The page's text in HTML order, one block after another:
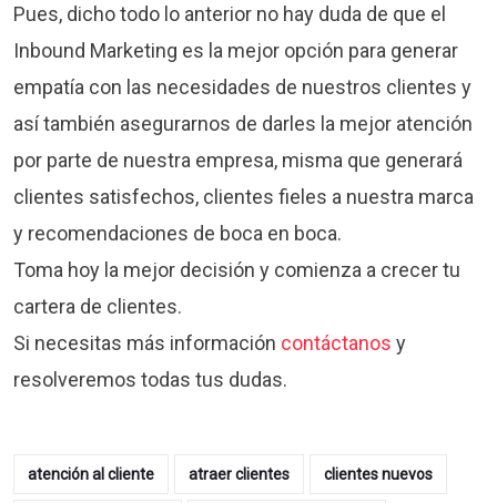
Pues, dicho todo lo anterior no hay duda de que el
Inbound Marketing es la mejor opción para generar
empatía con las necesidades de nuestros clientes y
así también asegurarnos de darles la mejor atención
por parte de nuestra empresa, misma que generará
clientes satisfechos, clientes fieles a nuestra marca
y recomendaciones de boca en boca.
Toma hoy la mejor decisión y comienza a crecer tu
cartera de clientes.
Si necesitas más información contáctanos y
resolveremos todas tus dudas.
atención al cliente atraer clientes clientes nuevos